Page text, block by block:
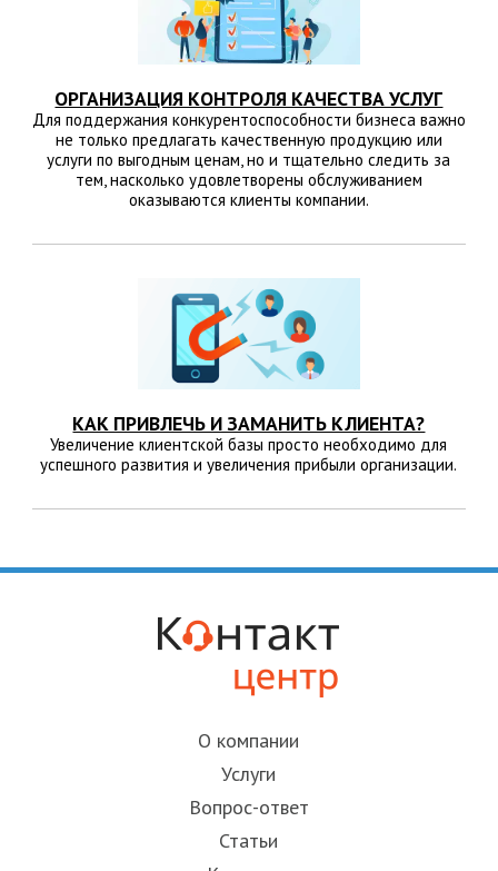
ОРГАНИЗАЦИЯ КОНТРОЛЯ КАЧЕСТВА УСЛУГ
Для поддержания конкурентоспособности бизнеса важно
не только предлагать качественную продукцию или
услуги по выгодным ценам, но и тщательно следить за
тем, насколько удовлетворены обслуживанием
оказываются клиенты компании.
КАК ПРИВЛЕЧЬ И ЗАМАНИТЬ КЛИЕНТА?
Увеличение клиентской базы просто необходимо для
успешного развития и увеличения прибыли организации.
О компании
Услуги
Вопрос-ответ
Статьи